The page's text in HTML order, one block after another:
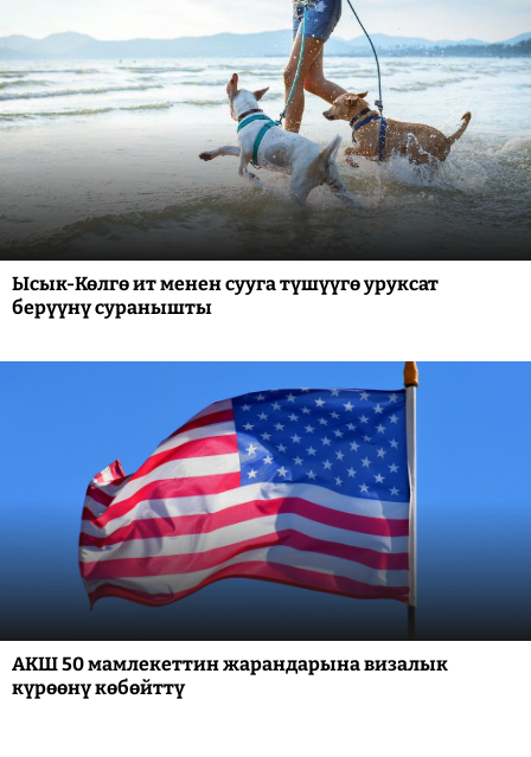
Ысык-Көлгө ит менен сууга түшүүгө уруксат
берүүнү суранышты
АКШ 50 мамлекеттин жарандарына визалык
күрөөнү көбөйттү